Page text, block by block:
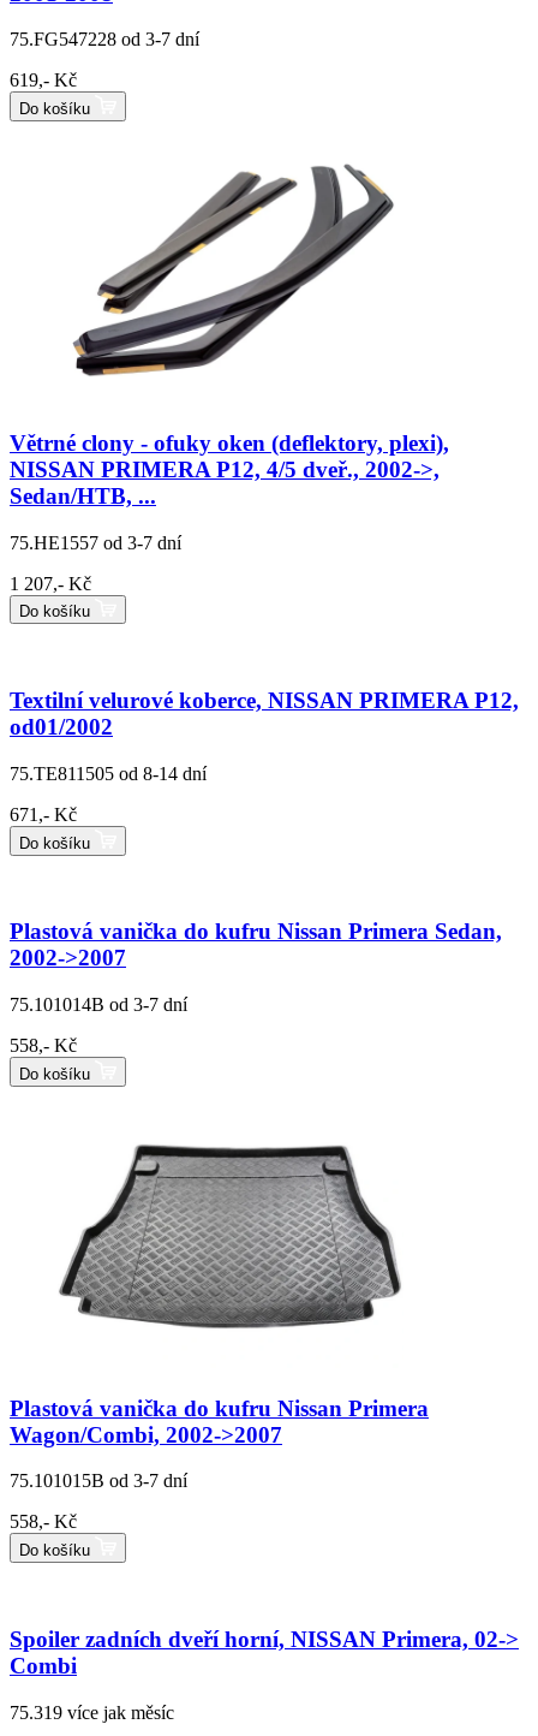
75.FG547228 od 3-7 dní
619,- Kč
Do košíku
Větrné clony - ofuky oken (deflektory, plexi),
NISSAN PRIMERA P12, 4/5 dveř., 2002->,
Sedan/HTB, ...
75.HE1557 od 3-7 dní
1 207,- Kč
Do košíku
Textilní velurové koberce, NISSAN PRIMERA P12,
od01/2002
75.TE811505 od 8-14 dní
671,- Kč
Do košíku
Plastová vanička do kufru Nissan Primera Sedan,
2002->2007
75.101014B od 3-7 dní
558,- Kč
Do košíku
Plastová vanička do kufru Nissan Primera
Wagon/Combi, 2002->2007
75.101015B od 3-7 dní
558,- Kč
Do košíku
Spoiler zadních dveří horní, NISSAN Primera, 02->
Combi
75.319 více jak měsíc